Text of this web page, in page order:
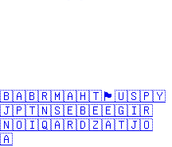
🇧🇦🇧🇷🇲🇦🇭🇹 🏴󠁧󠁢󠁳󠁣󠁴󠁿 🇺🇸🇵🇾
🇯🇵🇹🇳🇸🇪🇧🇪🇪🇬🇮🇷
🇳🇴🇮🇶🇦🇷🇩🇿🇦🇹🇯🇴